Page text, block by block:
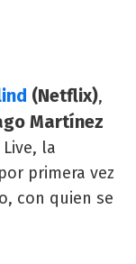
(Netflix),
Martínez
la
primera vez
con quien se